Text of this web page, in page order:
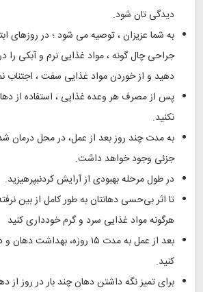
دیدگی تان شود.
به شما عزیزان ، توصیه می شود ؛ در روزهای
جراحی چال گونه ، مواد غذایی نرم و آبکی را
دهید و از خوردن مواد غذایی سفت ، اجتناب
پس از مصرف هر وعده غذایی ، استفاده از
نکنید.
به مدت چند روز بعد از عمل، در محل درمان
جزئی وجود خواهد داشت.
در طول مرحله بهبودی از آرایش کردنبپرهیزید.
تا اثر بی‌حسی دهانتان به طور کامل از بین
هرگونه مواد غذایی سرد و گرم خودداری کنید
بعد از عمل به مدت ۱۵ روزه،
کنید.
برای تمیز نگه داشتن دهان چند بار در روز از